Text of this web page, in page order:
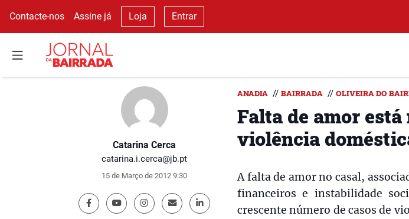
Contacte-nos Assine já Loja Entrar
Catarina Cerca
catarina.i.cerca@jb.pt
15 de Março de 2012 9:30
ANADIA // BAIRRADA // OLIVEIRA DO
Falta de amor está
violência
A falta de amor no casal,
financeiros e instabilidade
crescente número de casos de